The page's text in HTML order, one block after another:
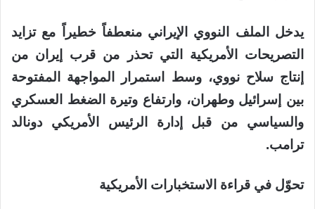
يدخل الملف النووي الإيراني منعطفاً خطيراً مع تزايد
التصريحات الأمريكية التي تحذر من قرب إيران من
إنتاج سلاح نووي، وسط استمرار المواجهة المفتوحة
بين إسرائيل وطهران، وارتفاع وتيرة الضغط العسكري
والسياسي من قبل إدارة الرئيس الأمريكي دونالد
ترامب.
تحوّل في قراءة الاستخبارات الأمريكية